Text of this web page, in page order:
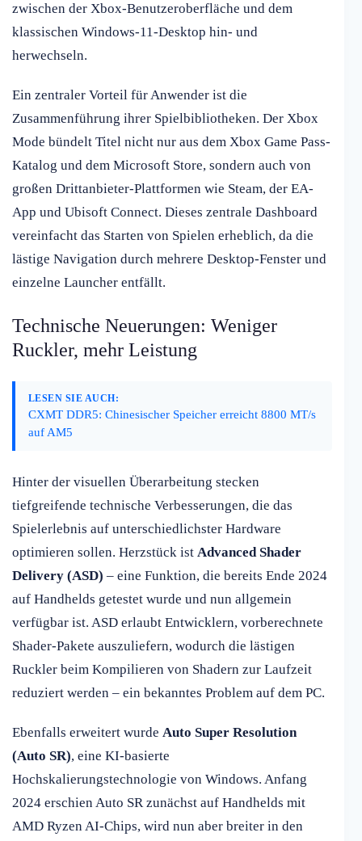
zwischen der Xbox-Benutzeroberfläche und dem
klassischen Windows-11-Desktop hin- und
herwechseln.
Ein zentraler Vorteil für Anwender ist die
Zusammenführung ihrer Spielbibliotheken. Der Xbox
Mode bündelt Titel nicht nur aus dem Xbox Game Pass-
Katalog und dem Microsoft Store, sondern auch von
großen Drittanbieter-Plattformen wie Steam, der EA-
App und Ubisoft Connect. Dieses zentrale Dashboard
vereinfacht das Starten von Spielen erheblich, da die
lästige Navigation durch mehrere Desktop-Fenster und
einzelne Launcher entfällt.
Technische Neuerungen: Weniger
Ruckler, mehr Leistung
LESEN SIE AUCH:
CXMT DDR5: Chinesischer Speicher erreicht 8800 MT/s
auf AM5
Hinter der visuellen Überarbeitung stecken
tiefgreifende technische Verbesserungen, die das
Spielerlebnis auf unterschiedlichster Hardware
optimieren sollen. Herzstück ist Advanced Shader
Delivery (ASD) – eine Funktion, die bereits Ende 2024
auf Handhelds getestet wurde und nun allgemein
verfügbar ist. ASD erlaubt Entwicklern, vorberechnete
Shader-Pakete auszuliefern, wodurch die lästigen
Ruckler beim Kompilieren von Shadern zur Laufzeit
reduziert werden – ein bekanntes Problem auf dem PC.
Ebenfalls erweitert wurde Auto Super Resolution
(Auto SR), eine KI-basierte
Hochskalierungstechnologie von Windows. Anfang
2024 erschien Auto SR zunächst auf Handhelds mit
AMD Ryzen AI-Chips, wird nun aber breiter in den